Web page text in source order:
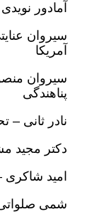
آمادور
سیروان
آمریکا
سیروان
پناهندگی
نادر ثانی –
دکتر مجید
امید
شمی